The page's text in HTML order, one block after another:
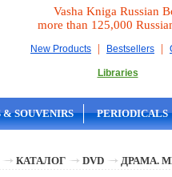
Vasha Kniga Russian
more than 125,000
New Products | Bestsellers |
Libraries
& SOUVENIRS PERIODICALS
КАТАЛОГ DVD ДРАМА.